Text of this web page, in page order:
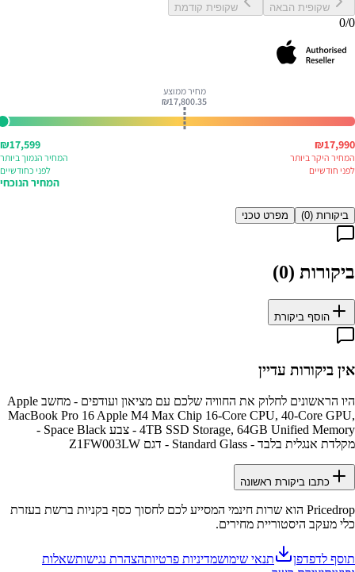
שקופית הבאה שקופית קודמת
0/0
המחיר הנוכחי
₪17,800.35
מחיר ממוצע
₪17,599
המחיר הנמוך ביותר
לפני כחודשיים
₪17,990
המחיר היקר ביותר
לפני חודשיים
ביקורות (0
) מפרט טכני
ביקורות (0
)
הוסף ביקורת
אין ביקורות עדיין
היו הראשונים לחלוק את החוויה שלכם עם
מציאון ועודפים - מחשב Apple
MacBook Pro 16 Apple M4 Max Chip 16-Core CPU, 40-Core GPU,
4TB SSD Storage, 64GB Unified Memory - צבע Space Black -
מקלדת אנגלית בלבד - Standard Glass - דגם Z1FW003LW
כתבו ביקורת ראשונה
Pricedrop הוא שרות חינמי המסייע לכם לחסוך כסף בקניות ברשת בעזרת
כלי מעקב היסטוריית מחירים.
תוסף לדפדפן תנאי שימושמדיניות פרטיותהצהרת נגישותשאלות